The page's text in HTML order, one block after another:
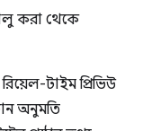
করা থেকে
টাইম প্রিভিউ
অনুমতি